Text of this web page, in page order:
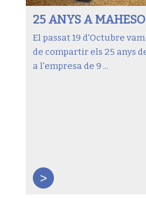
25 ANYS A MAHESO
El passat 19 d'Octubre
de compartir els 25 anys
a l'empresa de 9 ...
>